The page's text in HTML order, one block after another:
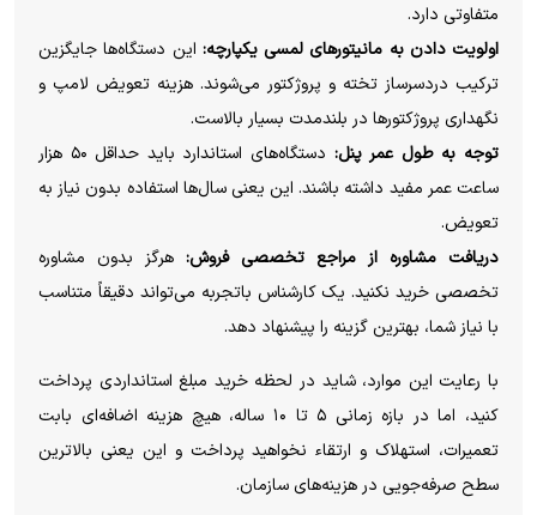
متفاوتی دارد.
اولویت دادن به مانیتورهای لمسی یکپارچه: این دستگاه‌ها جایگزین
ترکیب دردسرساز تخته و پروژکتور می‌شوند. هزینه تعویض لامپ و
نگهداری پروژکتورها در بلندمدت بسیار بالاست.
توجه به طول عمر پنل:
دستگاه‌های استاندارد باید حداقل ۵۰ هزار
ساعت عمر مفید داشته باشند. این یعنی سال‌ها استفاده بدون نیاز به
تعویض.
دریافت مشاوره از مراجع تخصصی فروش: هرگز بدون مشاوره
تخصصی خرید نکنید. یک کارشناس باتجربه می‌تواند دقیقاً متناسب
با نیاز شما، بهترین گزینه را پیشنهاد دهد.
با رعایت این موارد، شاید در لحظه خرید مبلغ استانداردی پرداخت
کنید، اما در بازه زمانی ۵ تا ۱۰ ساله، هیچ هزینه اضافه‌ای بابت
تعمیرات، استهلاک و ارتقاء نخواهید پرداخت و این یعنی بالاترین
سطح صرفه‌جویی در هزینه‌های سازمان.